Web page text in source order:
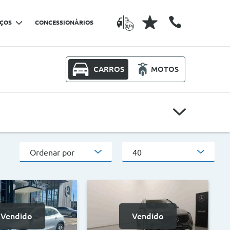
0/4
CONCESSIONÁRIOS
MOTOS
CARROS
Modelos
>
CO2
< >
Ordenar por 40
Vendido Vendido